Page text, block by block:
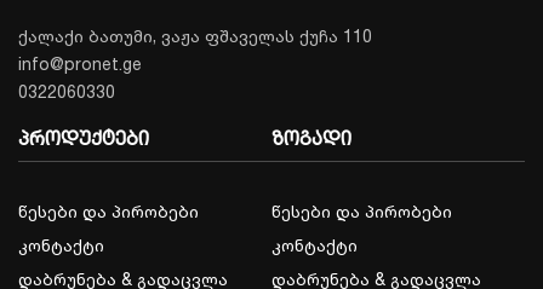
განათება
ობიექტივი
მეხსიერების
ბარათი
MicroSD სლოტი (256 GB-
მდე)
კვება 12 VDC ან PoE (802.3af
ქალაქი ბათუმი, ვაჟა ფშაველას ქუჩა 110
info@pronet.ge
0322060330
პროდუქტები
წესები და პირობები
კონტაქტი
დაბრუნება & გადაცვლა
ზოგადი
წესები და პირობები
კონტაქტი
დაბრუნება & გადაცვლა